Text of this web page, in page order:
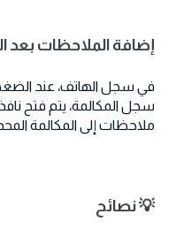
إضافة الملاحظات بعد
في سجل الهاتف، عند
سجل المكالمة، يتم فتح
ملاحظات إلى المكالمة
💡 نصائح